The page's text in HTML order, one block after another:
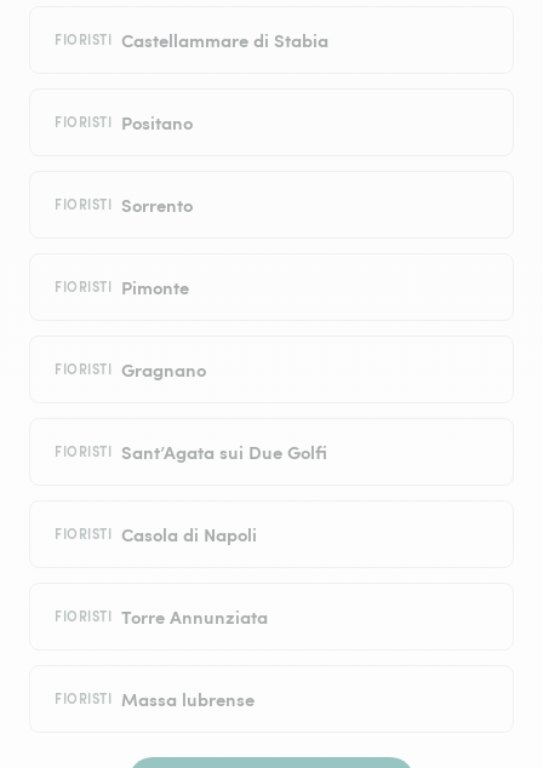
FIORISTI Castellammare di Stabia
FIORISTI Positano
FIORISTI Sorrento
FIORISTI Pimonte
FIORISTI Gragnano
FIORISTI Sant’Agata sui Due Golfi
FIORISTI Casola di Napoli
FIORISTI Torre Annunziata
FIORISTI Massa lubrense